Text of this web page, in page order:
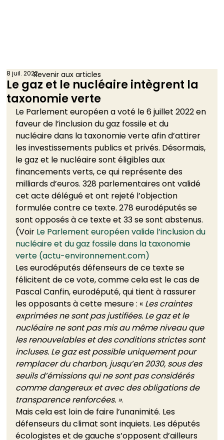
Le gaz et le nucléaire intègrent la
taxonomie verte
8 juil. 2022
Le Parlement européen a voté le 6 juillet 2022 en
faveur de l’inclusion du gaz fossile et du
nucléaire dans la taxonomie verte afin d’attirer
les investissements publics et privés. Désormais,
le gaz et le nucléaire sont éligibles aux
financements verts, ce qui représente des
milliards d’euros. 328 parlementaires ont validé
cet acte délégué et ont rejeté l’objection
formulée contre ce texte. 278 eurodéputés se
sont opposés à ce texte et 33 se sont abstenus.
(Voir Le Parlement européen valide l’inclusion du
nucléaire et du gaz fossile dans la taxonomie
verte (actu-environnement.com)
Les eurodéputés défenseurs de ce texte se
félicitent de ce vote, comme cela est le cas de
Pascal Canfin, eurodéputé, qui tient à rassurer
les opposants à cette mesure : « Les craintes
exprimées ne sont pas justifiées. Le gaz et le
nucléaire ne sont pas mis au même niveau que
les renouvelables et des conditions strictes sont
incluses. Le gaz est possible uniquement pour
remplacer du charbon, jusqu’en 2030, sous des
seuils d’émissions qui ne sont pas considérés
comme dangereux et avec des obligations de
transparence renforcées. ».
Mais cela est loin de faire l’unanimité. Les
défenseurs du climat sont inquiets. Les députés
écologistes et de gauche s’opposent d’ailleurs
Revenir aux articles